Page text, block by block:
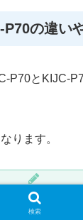
の違い
P70とKIJC-
ります。
乾燥時間が短
検索